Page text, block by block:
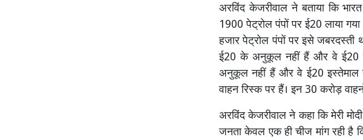
अरविंद केजरीवाल ने बताया कि
1900 पेट्रोल पंपों पर ई20 लाया
हजार पेट्रोल पंपों पर इसे जबरदस्ती
ई20 के अनुकूल नहीं हैं और वे ई20
अनुकूल नहीं हैं और वे ई20 इस्तेमाल
वाहन रिस्क पर हैं। इन 30 करोड़
अरविंद केजरीवाल ने कहा कि मेरी
जनता केवल एक ही चीज मांग रही है